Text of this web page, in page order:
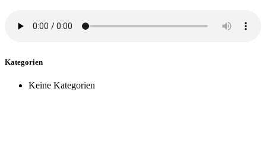
Kategorien
Keine Kategorien